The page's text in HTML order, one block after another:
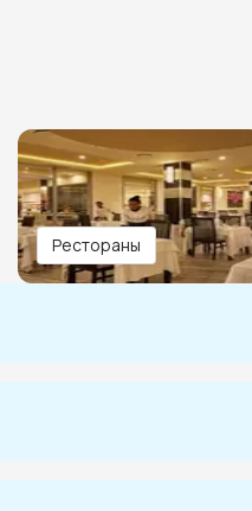
Рестораны